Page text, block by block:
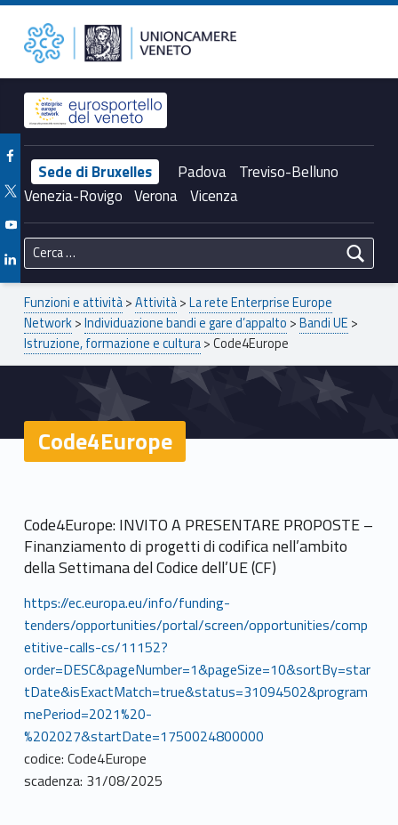
Code4Europe – Unioncamere del Veneto Unioncamere del Veneto
Header info sidebar
Sede di Bruxelles Padova Treviso-Belluno
Venezia-Rovigo Verona Vicenza
Facebook Unioncamere Veneto
Twitter Unioncamere Veneto
Youtube Unioncamere Veneto
Linkedin Unioncamere Veneto
Ricerca per:
Breadcrumbs navigation
Funzioni e attività>Attività>La rete Enterprise Europe
Network>Individuazione bandi e gare d’appalto >Bandi UE >
Istruzione, formazione e cultura>Code4Europe
Code4Europe
Code4Europe: INVITO A PRESENTARE PROPOSTE –
Finanziamento di progetti di codifica nell’ambito
della Settimana del Codice dell’UE (CF)
https://ec.europa.eu/info/funding-
tenders/opportunities/portal/screen/opportunities/comp
etitive-calls-cs/11152?
order=DESC&pageNumber=1&pageSize=10&sortBy=star
tDate&isExactMatch=true&status=31094502&program
mePeriod=2021%20-
%202027&startDate=1750024800000
codice: Code4Europe
scadenza: 31/08/2025